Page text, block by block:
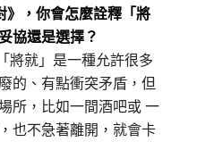
》，你會怎麼詮釋「將
協還是選擇？
將就」是一種允許很多
的、有點衝突矛盾，但
所，比如一間酒吧或 一
也不急著離開，就會卡